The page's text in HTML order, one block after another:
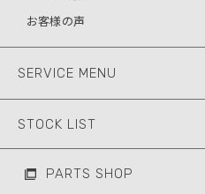
お客様の声
SERVICE MENU
STOCK LIST
PARTS SHOP